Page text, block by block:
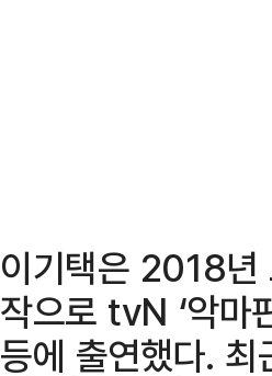
이기택은 2018년
작으로 tvN ‘악마
등에 출연했다. 최